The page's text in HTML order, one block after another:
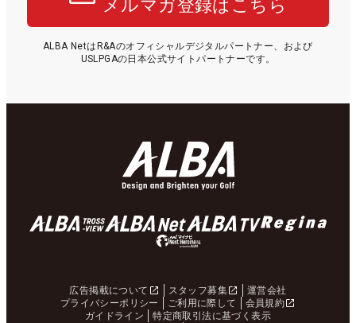
メルマガ登録はこちら
ALBA NetはR&Aのオフィシャルデジタルパートナー、および
USLPGAの日本公式サイトパートナーです。
広告掲載について スタッフ募集
運営会社
プライバシーポリシー
ご利用に際して
会員規約
ガイドライン
特定商取引法に基づく表示